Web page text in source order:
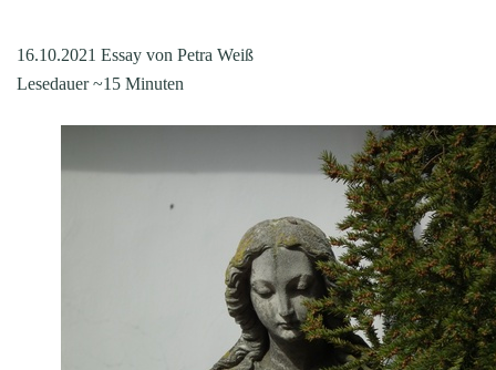
16.10.2021 Essay von Petra Weiß
Lesedauer ~15 Minuten